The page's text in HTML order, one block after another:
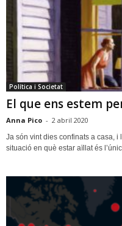
Política i Societat
El que ens estem
Anna Pico - 2 abril 2020
Ja són vint dies confinats a casa, i
situació en què estar aïllat és